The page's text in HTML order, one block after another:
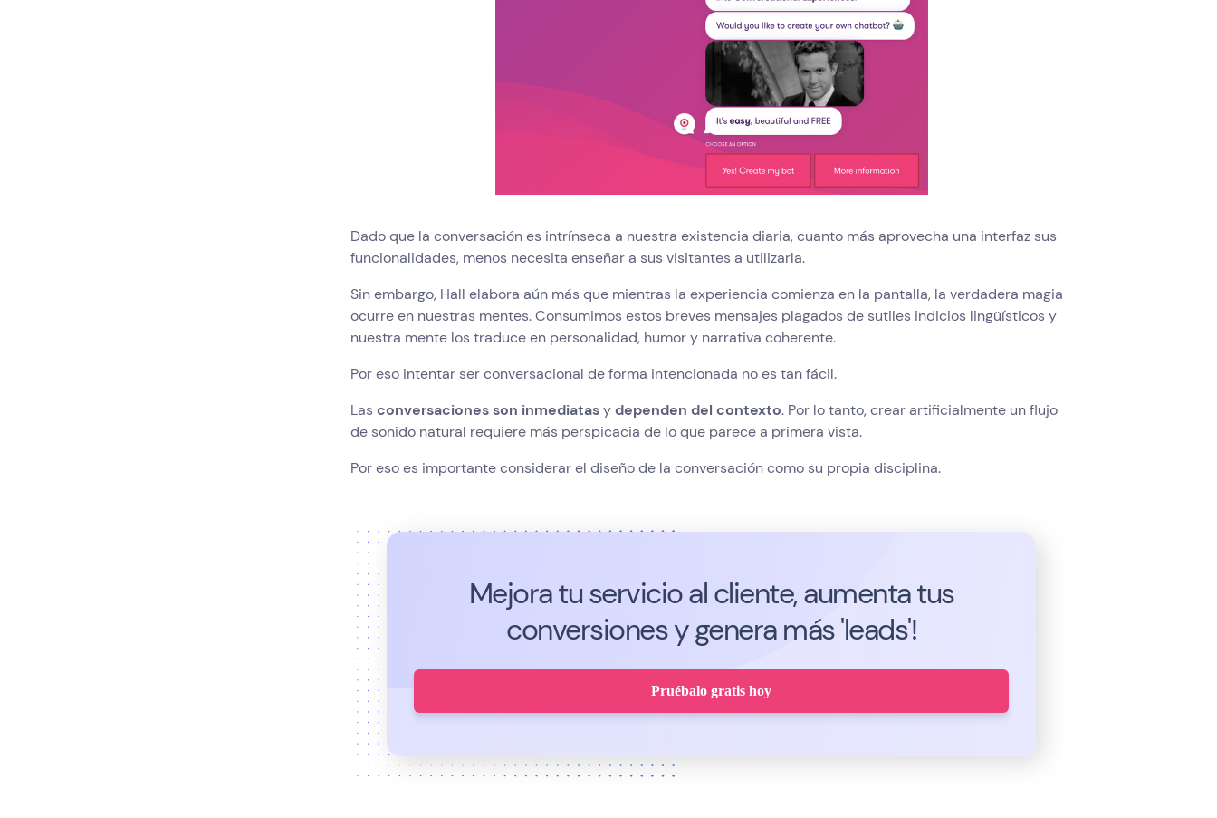
Dado que la conversación es intrínseca a nuestra existencia diaria, cuanto más aprovecha una interfaz sus
funcionalidades, menos necesita enseñar a sus visitantes a utilizarla.
Sin embargo, Hall elabora aún más que mientras la experiencia comienza en la pantalla, la verdadera magia
ocurre en nuestras mentes. Consumimos estos breves mensajes plagados de sutiles indicios lingüísticos y
nuestra mente los traduce en personalidad, humor y narrativa coherente.
Por eso intentar ser conversacional de forma intencionada no es tan fácil.
Lasconversaciones son inmediatasydependen del contexto. Por lo tanto, crear artificialmente un flujo
de sonido natural requiere más perspicacia de lo que parece a primera vista.
Por eso es importante considerar el diseño de la conversación como su propia disciplina.
Mejora tu servicio al cliente, aumenta tus
conversiones y genera más 'leads'!
Pruébalo gratis hoy